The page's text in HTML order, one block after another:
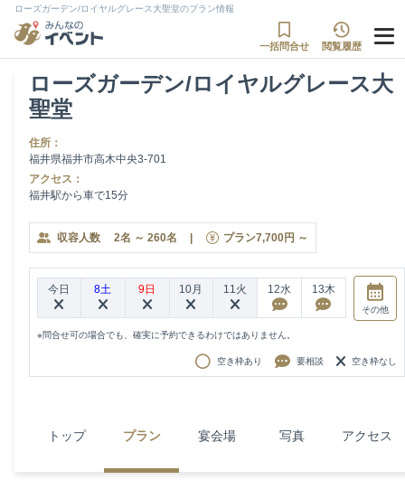
ローズガーデン/ロイヤルグレース大聖堂のプラン情報
一括問合せ 閲覧履歴
ローズガーデン/ロイヤルグレース大
聖堂
住所：
福井県福井市高木中央3-701
アクセス：
福井駅から車で15分
収容人数 2名 ～ 260名 | プラン7,700円 ～
今日 8土 9日 10月 11火 12水 13木
その他
※問合せ可の場合でも、確実に予約できるわけではありません。
空き枠あり 要相談 空き枠なし
トップ プラン 宴会場 写真 アクセス